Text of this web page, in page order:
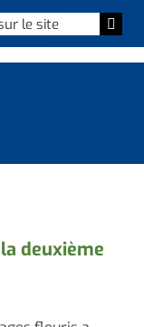
deuxième